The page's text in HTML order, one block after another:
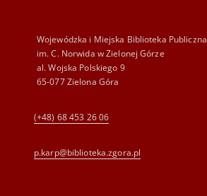
Wojewódzka i Miejska Biblioteka Publiczna
im. C. Norwida w Zielonej Górze
al. Wojska Polskiego 9
65-077 Zielona Góra
(+48) 68 453 26 06
p.karp@biblioteka.zgora.pl